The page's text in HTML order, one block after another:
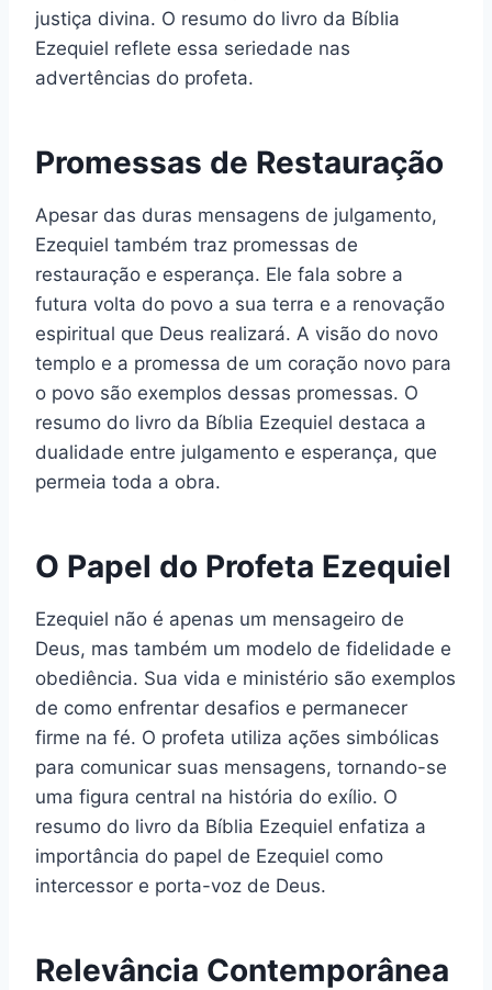
justiça divina. O resumo do livro da Bíblia
Ezequiel reflete essa seriedade nas
advertências do profeta.
Promessas de Restauração
Apesar das duras mensagens de julgamento,
Ezequiel também traz promessas de
restauração e esperança. Ele fala sobre a
futura volta do povo a sua terra e a renovação
espiritual que Deus realizará. A visão do novo
templo e a promessa de um coração novo para
o povo são exemplos dessas promessas. O
resumo do livro da Bíblia Ezequiel destaca a
dualidade entre julgamento e esperança, que
permeia toda a obra.
O Papel do Profeta Ezequiel
Ezequiel não é apenas um mensageiro de
Deus, mas também um modelo de fidelidade e
obediência. Sua vida e ministério são exemplos
de como enfrentar desafios e permanecer
firme na fé. O profeta utiliza ações simbólicas
para comunicar suas mensagens, tornando-se
uma figura central na história do exílio. O
resumo do livro da Bíblia Ezequiel enfatiza a
importância do papel de Ezequiel como
intercessor e porta-voz de Deus.
Relevância Contemporânea